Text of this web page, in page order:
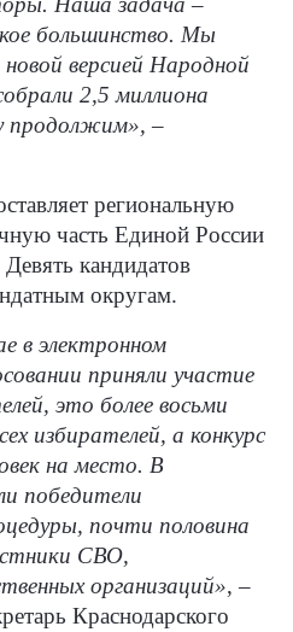
большинство. Мы
версией Народной
2,5 миллиона
продолжим», –
региональную
часть Единой России
кандидатов
округам.
в электронном
приняли участие
это более восьми
избирателей, а конкурс
на место. В
победители
почти половина
СВО,
организаций», –
Краснодарского